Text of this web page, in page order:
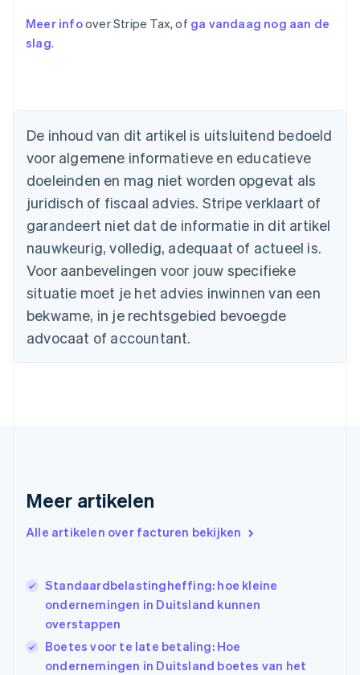
Meer infoover Stripe Tax, of ga vandaag nog aan de
slag.
De inhoud van dit artikel is uitsluitend bedoeld
voor algemene informatieve en educatieve
doeleinden en mag niet worden opgevat als
juridisch of fiscaal advies. Stripe verklaart of
garandeert niet dat de informatie in dit artikel
nauwkeurig, volledig, adequaat of actueel is.
Voor aanbevelingen voor jouw specifieke
situatie moet je het advies inwinnen van een
bekwame, in je rechtsgebied bevoegde
advocaat of accountant.
Meer artikelen
Alle artikelen over facturen bekijken
Standaardbelastingheffing: hoe kleine
ondernemingen in Duitsland kunnen
overstappen
Boetes voor te late betaling: Hoe
ondernemingen in Duitsland boetes van het
Australië
English
België
Nederlands Français Deutsch English
Brazilië
PortuguêsEnglish
Bulgarije
Canada
EnglishFrançais
Cyprus
English
Denemarken
FrançaisEnglish
Gibraltar
English
English
English
Hongkong SAR, China
English简体中文
Ierland